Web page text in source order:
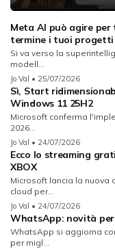
Meta AI può agire
termine i tuoi progetti
Si va verso la
modell...
Jo Val • 25/07/2026
Sì, Start
Windows 11 25H2
Microsoft conferma
2026...
Jo Val • 24/07/2026
Ecco lo streaming
XBOX
Microsoft lancia la nuova
cloud per...
Jo Val • 24/07/2026
WhatsApp: novità
WhatsApp si aggiorna
per migl...